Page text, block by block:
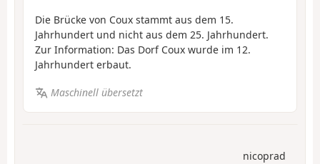
Die Brücke von Coux stammt aus dem 15.
Jahrhundert und nicht aus dem 25. Jahrhundert.
Zur Information: Das Dorf Coux wurde im 12.
Jahrhundert erbaut.
Maschinell übersetzt
nicoprad